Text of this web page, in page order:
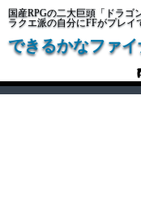
国産RPGの二大巨頭「ドラゴ
ラクエ派の自分にFFがプレイ
できるかなファ